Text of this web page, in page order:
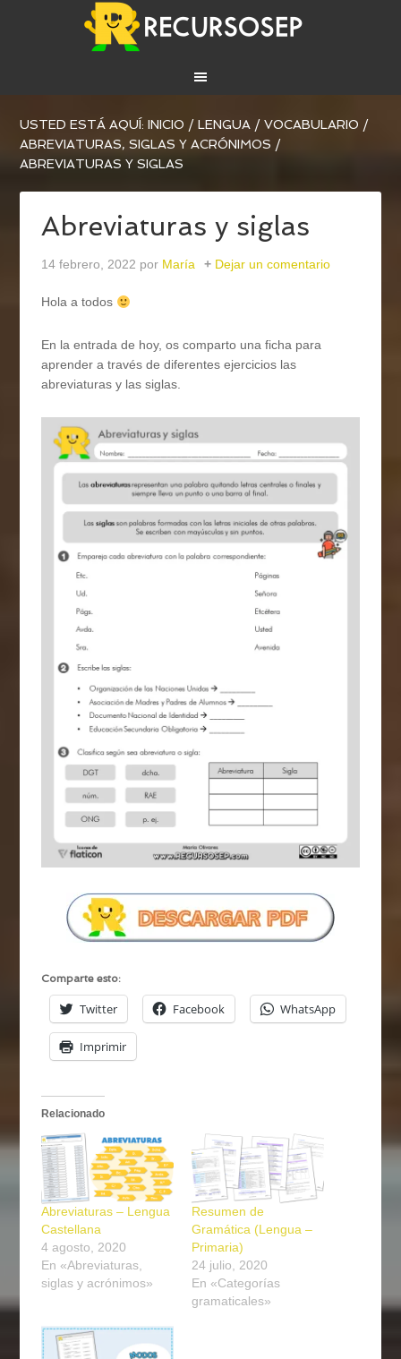
USTED ESTÁ AQUÍ:INICIO / LENGUA / VOCABULARIO /
ABREVIATURAS, SIGLAS Y ACRÓNIMOS /
ABREVIATURAS Y SIGLAS
Abreviaturas y siglas
14 febrero, 2022 por María Dejar un comentario
Hola a todos
En la entrada de hoy, os comparto una ficha para
aprender a través de diferentes ejercicios las
abreviaturas y las siglas.
Comparte esto:
Twitter Facebook WhatsApp
Imprimir
Relacionado
Abreviaturas – Lengua
Castellana
4 agosto, 2020
En «Abreviaturas,
siglas y acrónimos»
Resumen de
Gramática (Lengua –
Primaria)
24 julio, 2020
En «Categorías
gramaticales»